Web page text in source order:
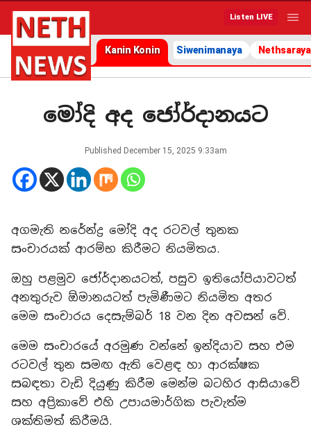
Listen LIVE
Kanin Konin Siwenimanaya Nethsaraya
මෝදි අද ජෝර්දානයට
Published December 15, 2025 9:33am
අගමැති නරේන්ද්‍ර මෝදි අද රටවල් තුනක
සංචාරයක් ආරම්භ කිරීමට නියමිතය.
ඔහු පළමුව ජෝර්දානයටත්, පසුව ඉතියෝපියාවටත්
අනතුරුව ඕමානයටත් පැමිණීමට නියමිත අතර
මෙම සංචාරය දෙසැම්බර් 18 වන දින අවසන් වේ.
මෙම සංචාරයේ අරමුණ වන්නේ ඉන්දියාව සහ එම
රටවල් තුන සමඟ ඇති වෙළඳ හා ආරක්ෂක
සබඳතා වැඩි දියුණු කිරීම මෙන්ම බටහිර ආසියාවේ
සහ අප්‍රිකාවේ එහි උපායමාර්ගික පැවැත්ම
ශක්තිමත් කිරීමයි.